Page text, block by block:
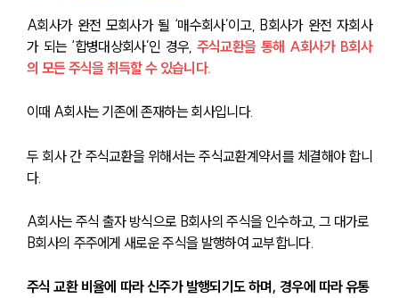
A회사가 완전 모회사가 될 ‘매수회사’이고, B회사가 완전 자회사
가 되는 ‘합병대상회사’인 경우, 주식교환을 통해 A회사가 B회사
의 모든 주식을 취득할 수 있습니다.
이때 A회사는 기존에 존재하는 회사입니다.
두 회사 간 주식교환을 위해서는 주식교환계약서를 체결해야 합니
다.
A회사는 주식 출자 방식으로 B회사의 주식을 인수하고, 그 대가로
B회사의 주주에게 새로운 주식을 발행하여 교부합니다.
주식 교환 비율에 따라 신주가 발행되기도 하며, 경우에 따라 유통